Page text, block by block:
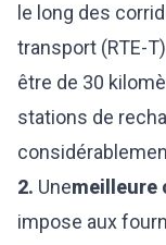
le long des
transport (RTE-
être de 30
stations de
2. Unemeilleure
impose aux